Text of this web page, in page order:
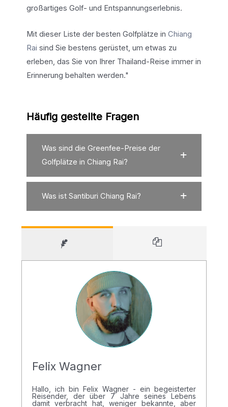
großartiges Golf- und Entspannungserlebnis.
Mit dieser Liste der besten Golfplätze in Chiang
Rai sind Sie bestens gerüstet, um etwas zu
erleben, das Sie von Ihrer Thailand-Reise immer in
Erinnerung behalten werden."
Häufig gestellte Fragen
Was sind die Greenfee-Preise der
Golfplätze in Chiang Rai?
Was ist Santiburi Chiang Rai?
Felix Wagner
Hallo, ich bin Felix Wagner - ein begeisterter
Reisender, der über 7 Jahre seines Lebens
damit verbracht hat, weniger bekannte, aber